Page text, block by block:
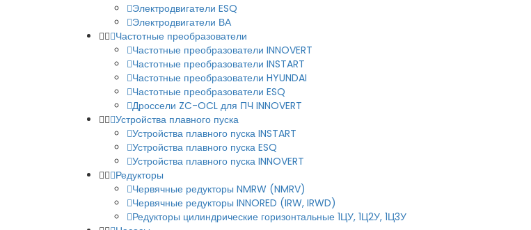
Электродвигатели ESQ
Электродвигатели ВА
Частотные преобразователи
Частотные преобразователи INNOVERT
Частотные преобразователи INSTART
Частотные преобразователи HYUNDAI
Частотные преобразователи ESQ
Дроссели ZC-OCL для ПЧ INNOVERT
Устройства плавного пуска
Устройства плавного пуска INSTART
Устройства плавного пуска ESQ
Устройства плавного пуска INNOVERT
Редукторы
Червячные редукторы NMRW (NMRV)
Червячные редукторы INNORED (IRW, IRWD)
Редукторы цилиндрические горизонтальные 1ЦУ, 1Ц2У, 1Ц3У